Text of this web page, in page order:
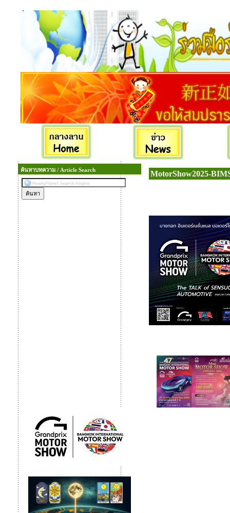
ค้นหาบทความ / Article Search MotorShow2025-